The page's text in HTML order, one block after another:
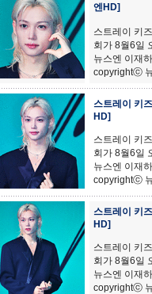
엔HD]
스트레이 키
회가 8월6일
뉴스엔 이재
copyrightⓒ
스트레이 키
HD]
스트레이 키
회가 8월6일
뉴스엔 이재
copyrightⓒ
스트레이 키
HD]
스트레이 키
회가 8월6일
뉴스엔 이재
copyrightⓒ